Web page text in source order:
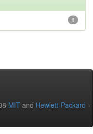
1
MIT and Hewlett-Packard -